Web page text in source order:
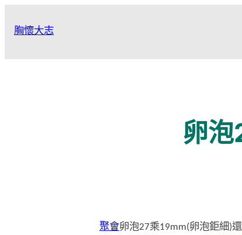
胸懷大志
卵泡
聚會卵泡27乘19mm(卵泡鉅細)